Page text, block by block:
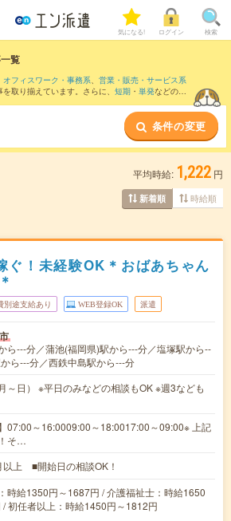
気になる! ログイン 検索
覧
オフィスワーク・事務系、 営業・販売・サービス系
取り揃えています。さらに、 短期 ・ 単発などの期
など隣接エリアのお仕事もご確
条件の変更
平均時給: 1,222 円
新着順 時給順
ぐ！未経験OK＊おばあちゃん
別途支給あり WEB登録OK 派遣
ら---分／蒲池(福岡県)駅から---分／塩塚駅から--
ら---分／西鉄中島駅から---分
～日） ※平日のみなどの相談もOK ※週3なども
07:00～16:0009:00～18:0017:00～09:00※ 上記
そ…
以上 ■開始日の相談OK！
時給1350円～1687円 / 介護福祉士：時給1650
/ 初任者以上：時給1450円～1812円